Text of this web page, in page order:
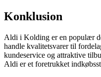
Konklusion
Aldi i Kolding er en populær
handle kvalitetsvarer til
kundeservice og attraktive
Aldi er et foretrukket